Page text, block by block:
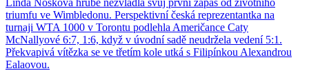
triumfu ve Wimbledonu. Perspektivní česká reprezentantka na
turnaji WTA 1000 v Torontu podlehla Američance Caty
McNallyové 6:7, 1:6, když v úvodní sadě neudržela vedení 5:1.
Překvapivá vítězka se ve třetím kole utká s Filipínkou Alexandrou
Ealaovou.